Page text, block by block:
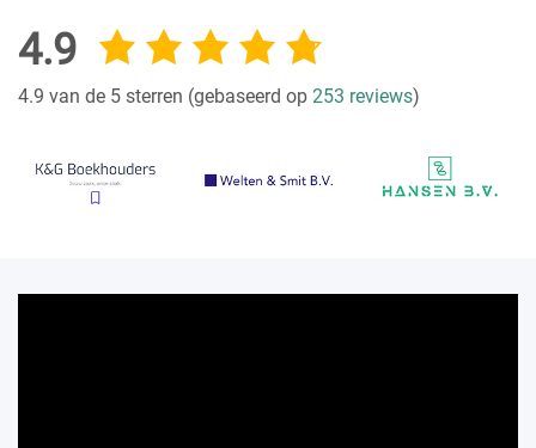
4.9
4.9 van de 5 sterren (gebaseerd op 253 reviews)